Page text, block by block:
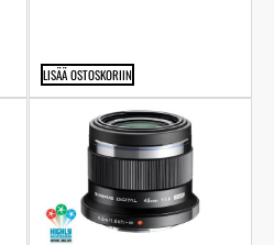
LISÄÄ OSTOSKORIIN